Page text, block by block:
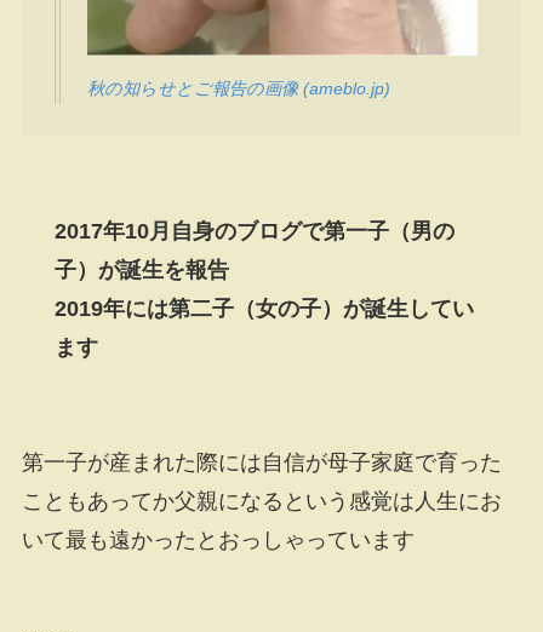
秋の知らせとご報告の画像 (ameblo.jp)
2017年10月自身のブログで第一子（男の
子）が誕生を報告
2019年には第二子（女の子）が誕生してい
ます
第一子が産まれた際には自信が母子家庭で育った
こともあってか父親になるという感覚は人生にお
いて最も遠かったとおっしゃっています